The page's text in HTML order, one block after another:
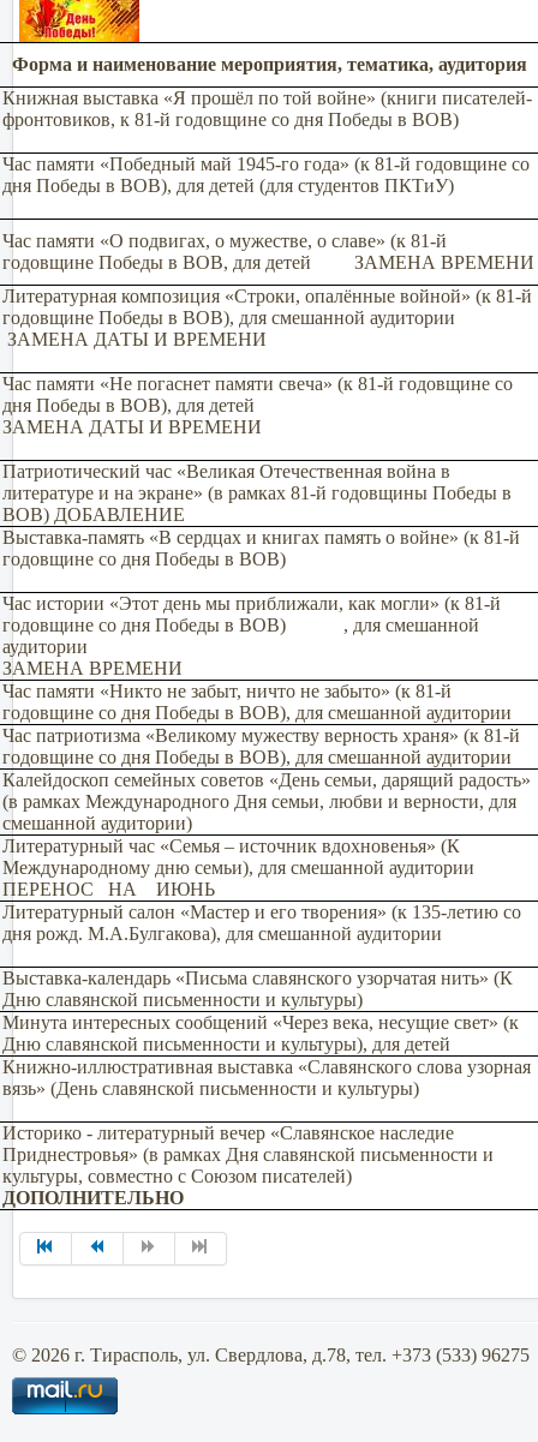
Форма и наименование мероприятия, тематика, аудитория
Книжная выставка «Я прошёл по той войне» (книги писателей-
фронтовиков, к 81-й годовщине со дня Победы в ВОВ)
Час памяти «Победный май 1945-го года» (к 81-й годовщине со
дня Победы в ВОВ), для детей (для студентов ПКТиУ)
Час памяти «О подвигах, о мужестве, о славе» (к 81-й
годовщине Победы в ВОВ, для детей ЗАМЕНА ВРЕМЕНИ
Литературная композиция «Строки, опалённые войной» (к 81-й
годовщине Победы в ВОВ), для смешанной аудитории
ЗАМЕНА ДАТЫ И ВРЕМЕНИ
Час памяти «Не погаснет памяти свеча» (к 81-й годовщине со
дня Победы в ВОВ), для детей
ЗАМЕНА ДАТЫ И ВРЕМЕНИ
Патриотический час «Великая Отечественная война в
литературе и на экране» (в рамках 81-й годовщины Победы в
ВОВ) ДОБАВЛЕНИЕ
Выставка-память «В сердцах и книгах память о войне» (к 81-й
годовщине со дня Победы в ВОВ)
Час истории «Этот день мы приближали, как могли» (к 81-й
годовщине со дня Победы в ВОВ) , для смешанной
аудитории
ЗАМЕНА ВРЕМЕНИ
Час памяти «Никто не забыт, ничто не забыто» (к 81-й
годовщине со дня Победы в ВОВ), для смешанной аудитории
Час патриотизма «Великому мужеству верность храня» (к 81-й
годовщине со дня Победы в ВОВ), для смешанной аудитории
Калейдоскоп семейных советов «День семьи, дарящий радость»
(в рамках Международного Дня семьи, любви и верности, для
смешанной аудитории)
Литературный час «Семья – источник вдохновенья» (К
Международному дню семьи), для смешанной аудитории
ПЕРЕНОС НА ИЮНЬ
Литературный салон «Мастер и его творения» (к 135-летию со
дня рожд. М.А.Булгакова), для смешанной аудитории
Выставка-календарь «Письма славянского узорчатая нить» (К
Дню славянской письменности и культуры)
Минута интересных сообщений «Через века, несущие свет» (к
Дню славянской письменности и культуры), для детей
Книжно-иллюстративная выставка «Славянского слова узорная
вязь» (День славянской письменности и культуры)
Историко - литературный вечер «Славянское наследие
Приднестровья» (в рамках Дня славянской письменности и
культуры, совместно с Союзом писателей)
ДОПОЛНИТЕЛЬНО
© 2026 г. Тирасполь, ул. Свердлова, д.78, тел. +373 (533) 96275